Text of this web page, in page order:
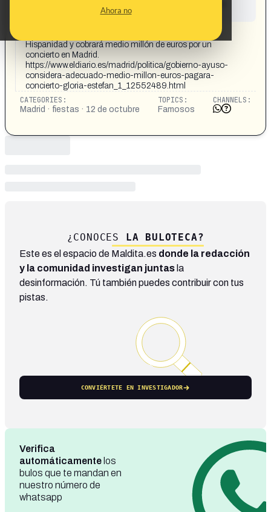
Ahora no
Hispanidad y cobrará medio millón de euros por un
concierto en Madrid.
https://www.eldiario.es/madrid/politica/gobierno-ayuso-
considera-adecuado-medio-millon-euros-pagara-
concierto-gloria-estefan_1_12552489.html
CATEGORIES:
Madrid · fiestas · 12 de octubre
TOPICS:
Famosos
CHANNELS:
¿CONOCES LA BULOTECA?
Este es el espacio de Maldita.es donde la redacción
y la comunidad investigan juntas la
desinformación. Tú también puedes contribuir con tus
pistas.
CONVIÉRTETE EN INVESTIGADOR
Verifica
automáticamente los
bulos que te mandan en
nuestro número de
whatsapp